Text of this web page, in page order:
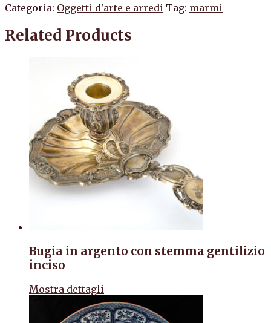
Categoria: Oggetti d'arte e arredi Tag: marmi
Related Products
Bugia in argento con stemma gentilizio
inciso
Mostra dettagli